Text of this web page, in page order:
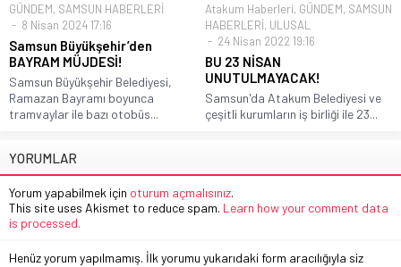
GÜNDEM, SAMSUN HABERLERİ
8 Nisan 2024 17:16
Samsun Büyükşehir’den
BAYRAM MÜJDESİ!
Samsun Büyükşehir Belediyesi,
Ramazan Bayramı boyunca
tramvaylar ile bazı otobüs...
Atakum Haberleri, GÜNDEM, SAMSUN
HABERLERİ, ULUSAL
24 Nisan 2022 19:16
BU 23 NİSAN
UNUTULMAYACAK!
Samsun'da Atakum Belediyesi ve
çeşitli kurumların iş birliği ile 23...
YORUMLAR
Yorum yapabilmek için oturum açmalısınız.
This site uses Akismet to reduce spam. Learn how your comment data
is processed.
Henüz yorum yapılmamış. İlk yorumu yukarıdaki form aracılığıyla siz